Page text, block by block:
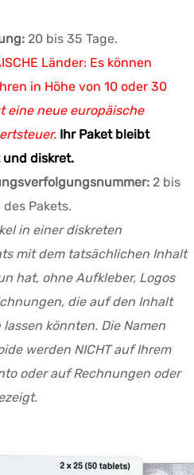
20 bis 35 Tage.
Länder: Es können
in Höhe von 10 oder 30
eine neue europäische
Ihr Paket bleibt
diskret.
2 bis
Pakets.
in einer diskreten
mit dem tatsächlichen Inhalt
hat, ohne Aufkleber, Logos
die auf den Inhalt
könnten. Die Namen
werden NICHT auf Ihrem
oder auf Rechnungen oder